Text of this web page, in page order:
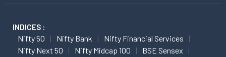
INDICES :
Nifty 50 Nifty Bank
Nifty Financial Services
Nifty Next 50
Nifty Midcap 100
BSE Sensex